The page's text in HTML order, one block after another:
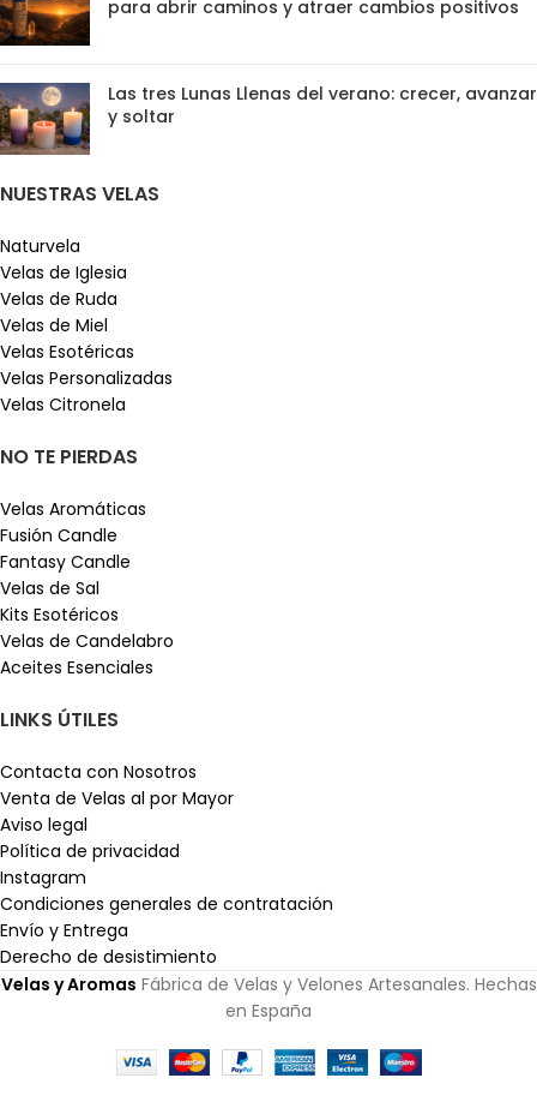
para abrir caminos y atraer cambios positivos
Las tres Lunas Llenas del verano: crecer, avanzar
y soltar
NUESTRAS VELAS
Naturvela
Velas de Iglesia
Velas de Ruda
Velas de Miel
Velas Esotéricas
Velas Personalizadas
Velas Citronela
NO TE PIERDAS
Velas Aromáticas
Fusión Candle
Fantasy Candle
Velas de Sal
Kits Esotéricos
Velas de Candelabro
Aceites Esenciales
LINKS ÚTILES
Contacta con Nosotros
Venta de Velas al por Mayor
Aviso legal
Política de privacidad
Instagram
Condiciones generales de contratación
Envío y Entrega
Derecho de desistimiento
Velas y Aromas Fábrica de Velas y Velones Artesanales. Hechas
en España